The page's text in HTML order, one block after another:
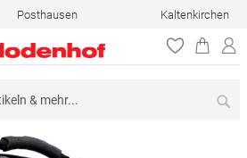
Posthausen Kaltenkirchen